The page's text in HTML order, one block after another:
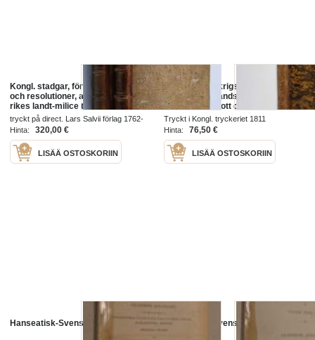
Kongl. stadgar, förordningar, bref
och resolutioner, angående Swea
rikes landt-milice til häst och fot;
uppå kongl. maj:ts allernådigste
befallning til des och ri...
tryckt på direct. Lars Salvii förlag 1762-
1765
Hinta: 320,00 €
LISÄÄ OSTOSKORIIN
Kongl. Maj:ts krigs-articlar för des
krigsmagt til lands och sjös : gifne
Stockholms slott den 31 martii
1798 : cum gratia & privilegio s:æ
r:æ Maj:tis
Tryckt i Kongl. tryckeriet 1811
Hinta:
76,50 €
LISÄÄ OSTOSKORIIN
Hanseatisk-Svensk Historia Hanseatisk-Svensk Historia 1.